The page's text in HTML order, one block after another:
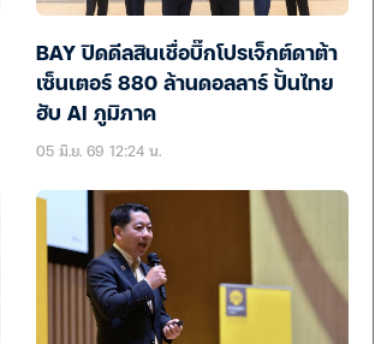
BAY ปิดดีลสินเชื่อบิ๊กโปรเจ็กต์ดาต้า
เซ็นเตอร์ 880 ล้านดอลลาร์ ปั้นไทย
ฮับ AI ภูมิภาค
05 มิ.ย. 69 12:24 น.